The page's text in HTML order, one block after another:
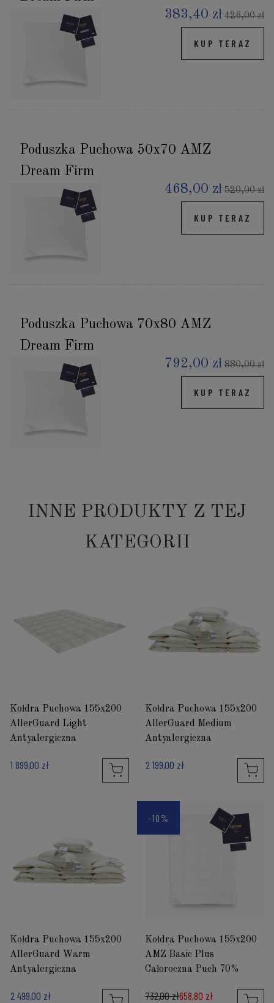
383,40 zł 426,00 zł
KUP TERAZ
Poduszka Puchowa 50x70 AMZ
Dream Firm
468,00 zł 520,00 zł
KUP TERAZ
Poduszka Puchowa 70x80 AMZ
Dream Firm
792,00 zł 880,00 zł
KUP TERAZ
INNE PRODUKTY Z TEJ
KATEGORII
Kołdra Puchowa 155x200
AllerGuard Light
Antyalergiczna
1 899,00 zł
Kołdra Puchowa 155x200
AllerGuard Medium
Antyalergiczna
2 199,00 zł
Kołdra Puchowa 155x200
AllerGuard Warm
Antyalergiczna
2 499,00 zł
Kołdra Puchowa 155x200
AMZ Basic Plus
Całoroczna Puch 70%
732,00 zł658,80 zł
-10%